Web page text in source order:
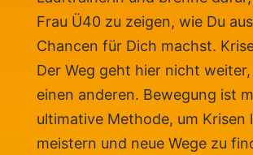
Frau Ü40 zu zeigen, wie Du
Chancen für Dich machst.
Der Weg geht hier nicht
einen anderen. Bewegung ist
ultimative Methode, um Krisen
meistern und neue Wege zu